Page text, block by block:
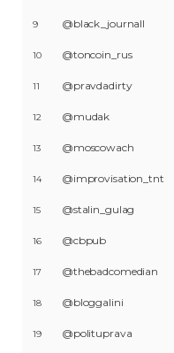
9 @black_journall
10 @toncoin_rus
11 @pravdadirty
12 @mudak
13 @moscowach
14 @improvisation_tnt
15 @stalin_gulag
16 @cbpub
17 @thebadcomedian
18 @bloggalini
19 @polituprava